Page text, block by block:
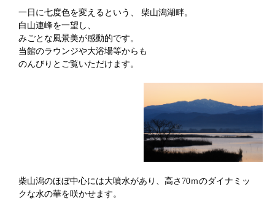
一日に七度色を変えるという、
柴山潟湖畔。
白山連峰を一望し、
みごとな風景美が感動的です。
当館のラウンジや大浴場等からも
のんびりとご覧いただけます。
柴山潟のほぼ中心には大噴水があり、高さ70ｍのダイナミッ
クな水の華を咲かせます。